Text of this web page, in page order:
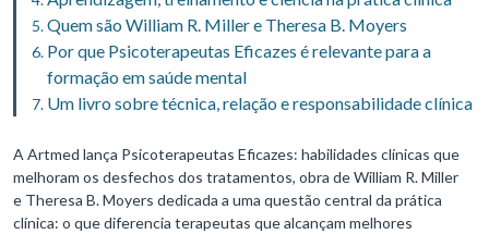
Quem são William R. Miller e Theresa B. Moyers
Por que Psicoterapeutas Eficazes é relevante para a
formação em saúde mental
Um livro sobre técnica, relação e responsabilidade clínica
A Artmed lança Psicoterapeutas Eficazes: habilidades clínicas que
melhoram os desfechos dos tratamentos, obra de William R. Miller
e Theresa B. Moyers dedicada a uma questão central da prática
clínica: o que diferencia terapeutas que alcançam melhores